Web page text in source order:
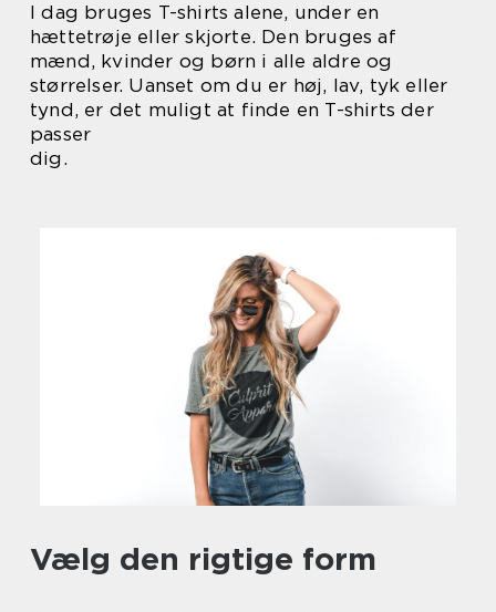
I dag bruges T-shirts alene, under en
hættetrøje eller skjorte. Den bruges af
mænd, kvinder og børn i alle aldre og
størrelser. Uanset om du er høj, lav, tyk eller
tynd, er det muligt at finde en T-shirts der
passer
dig.
Vælg den rigtige form